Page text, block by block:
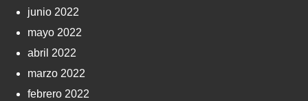
junio 2022
mayo 2022
abril 2022
marzo 2022
febrero 2022